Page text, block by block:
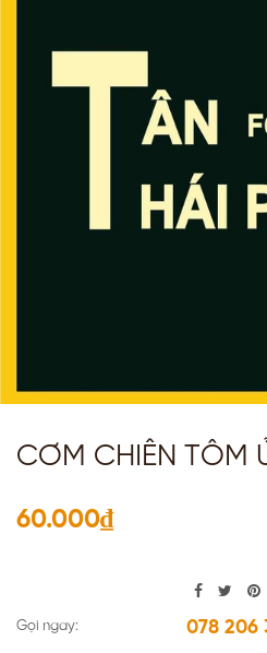
CƠM CHIÊN TÔM
60.000₫
Gọi ngay: 078 206